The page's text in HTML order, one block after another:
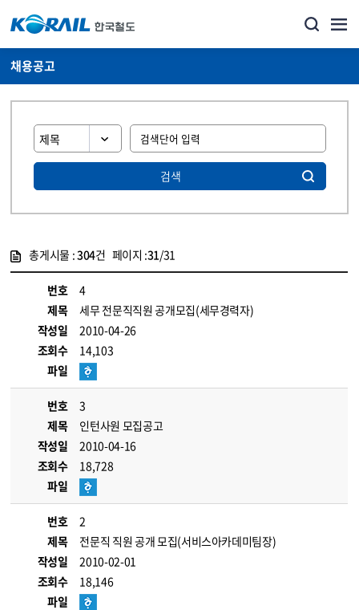
채용공고
검색
총게시물 :304건 페이지 :31/31
번호
4
제목
세무 전문직직원 공개모집(세무경력자)
작성일
2010-04-26
조회수
14,103
파일
번호
3
제목
인턴사원 모집공고
작성일
2010-04-16
조회수
18,728
파일
번호
2
제목
전문직 직원 공개 모집(서비스아카데미팀장)
작성일
2010-02-01
조회수
18,146
파일